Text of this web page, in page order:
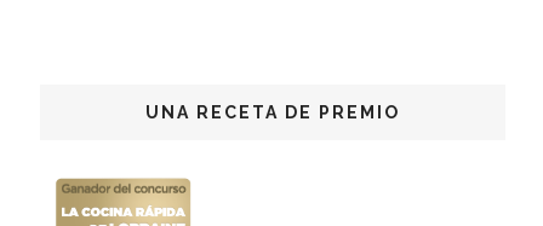
UNA RECETA DE PREMIO